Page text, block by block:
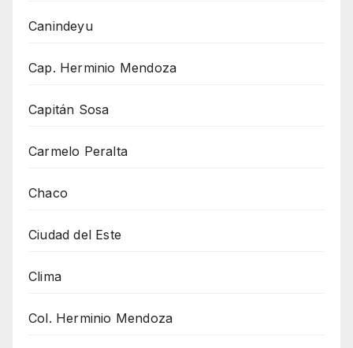
Canindeyu
Cap. Herminio Mendoza
Capitán Sosa
Carmelo Peralta
Chaco
Ciudad del Este
Clima
Col. Herminio Mendoza